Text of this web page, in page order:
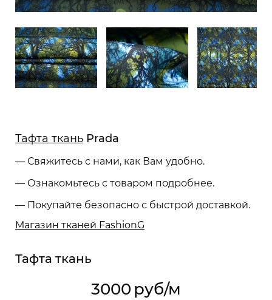
Тафта ткань Prada
— Свяжитесь с нами, как Вам удобно.
— Ознакомьтесь с товаром подробнее.
— Покупайте безопасно с быстрой доставкой.
Магазин тканей FashionG
Тафта ткань
3000 руб/м